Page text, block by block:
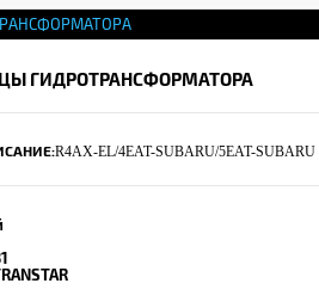
ГИДРОТРАНСФОРМАТОРА
R4AX-EL/4EAT-SUBARU/5EAT-SUBARU